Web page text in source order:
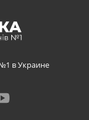
в Украине